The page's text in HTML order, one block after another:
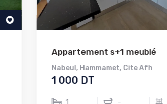
Appartement s+1 meublé
Nabeul,Hammamet,Cite Afh
1 000 DT
- 65